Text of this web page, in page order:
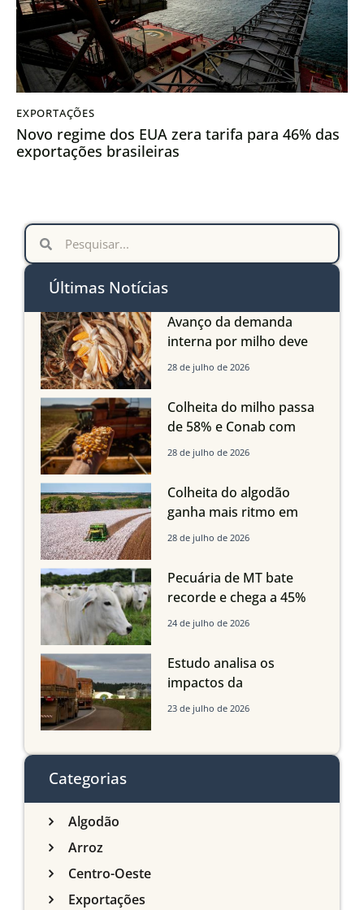
EXPORTAÇÕES
Novo regime dos EUA zera tarifa para 46% das
exportações brasileiras
Últimas Notícias
Avanço da demanda
interna por milho deve
compensar aumento da
em Mato Grosso, aponta
Imea
28 de julho de 2026
Colheita do milho passa
de 58% e Conab com
boas produtividades em
quedas em Tocantins,
Maranhão e Piauí
28 de julho de 2026
Colheita do algodão
ganha mais ritmo em
Mato Grosso, Mato
Maranhão
28 de julho de 2026
Pecuária de MT bate
recorde e chega a 45%
dos bovinos abatidos
24 de julho de 2026
Estudo analisa os
impactos da
infraestrutura logística
do Sul
23 de julho de 2026
Categorias
Algodão
Arroz
Centro-Oeste
Exportações